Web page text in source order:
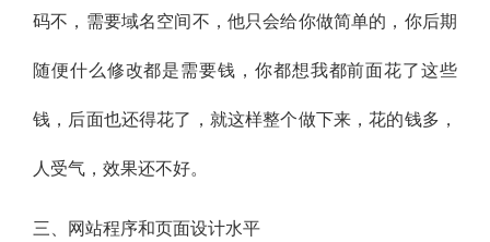
码不，需要域名空间不，他只会给你做简单的，你后期
随便什么修改都是需要钱，你都想我都前面花了这些
钱，后面也还得花了，就这样整个做下来，花的钱多，
人受气，效果还不好。
三、网站程序和页面设计水平